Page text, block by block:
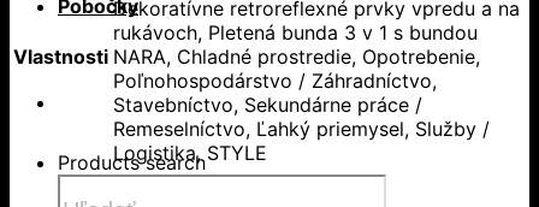
Pobočky
Products search
Vlastnosti
Dekoratívne retroreflexné prvky vpredu a na
rukávoch, Pletená bunda 3 v 1 s bundou
NARA, Chladné prostredie, Opotrebenie,
Poľnohospodárstvo / Záhradníctvo,
Stavebníctvo, Sekundárne práce /
Remeselníctvo, Ľahký priemysel, Služby /
Logistika, STYLE